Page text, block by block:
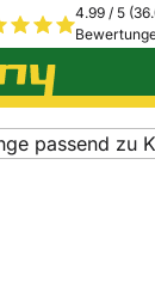
4.99 / 5
springen